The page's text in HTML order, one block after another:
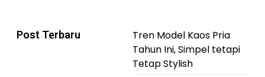
Post Terbaru
Tren Model Kaos Pria
Tahun Ini, Simpel tetapi
Tetap Stylish